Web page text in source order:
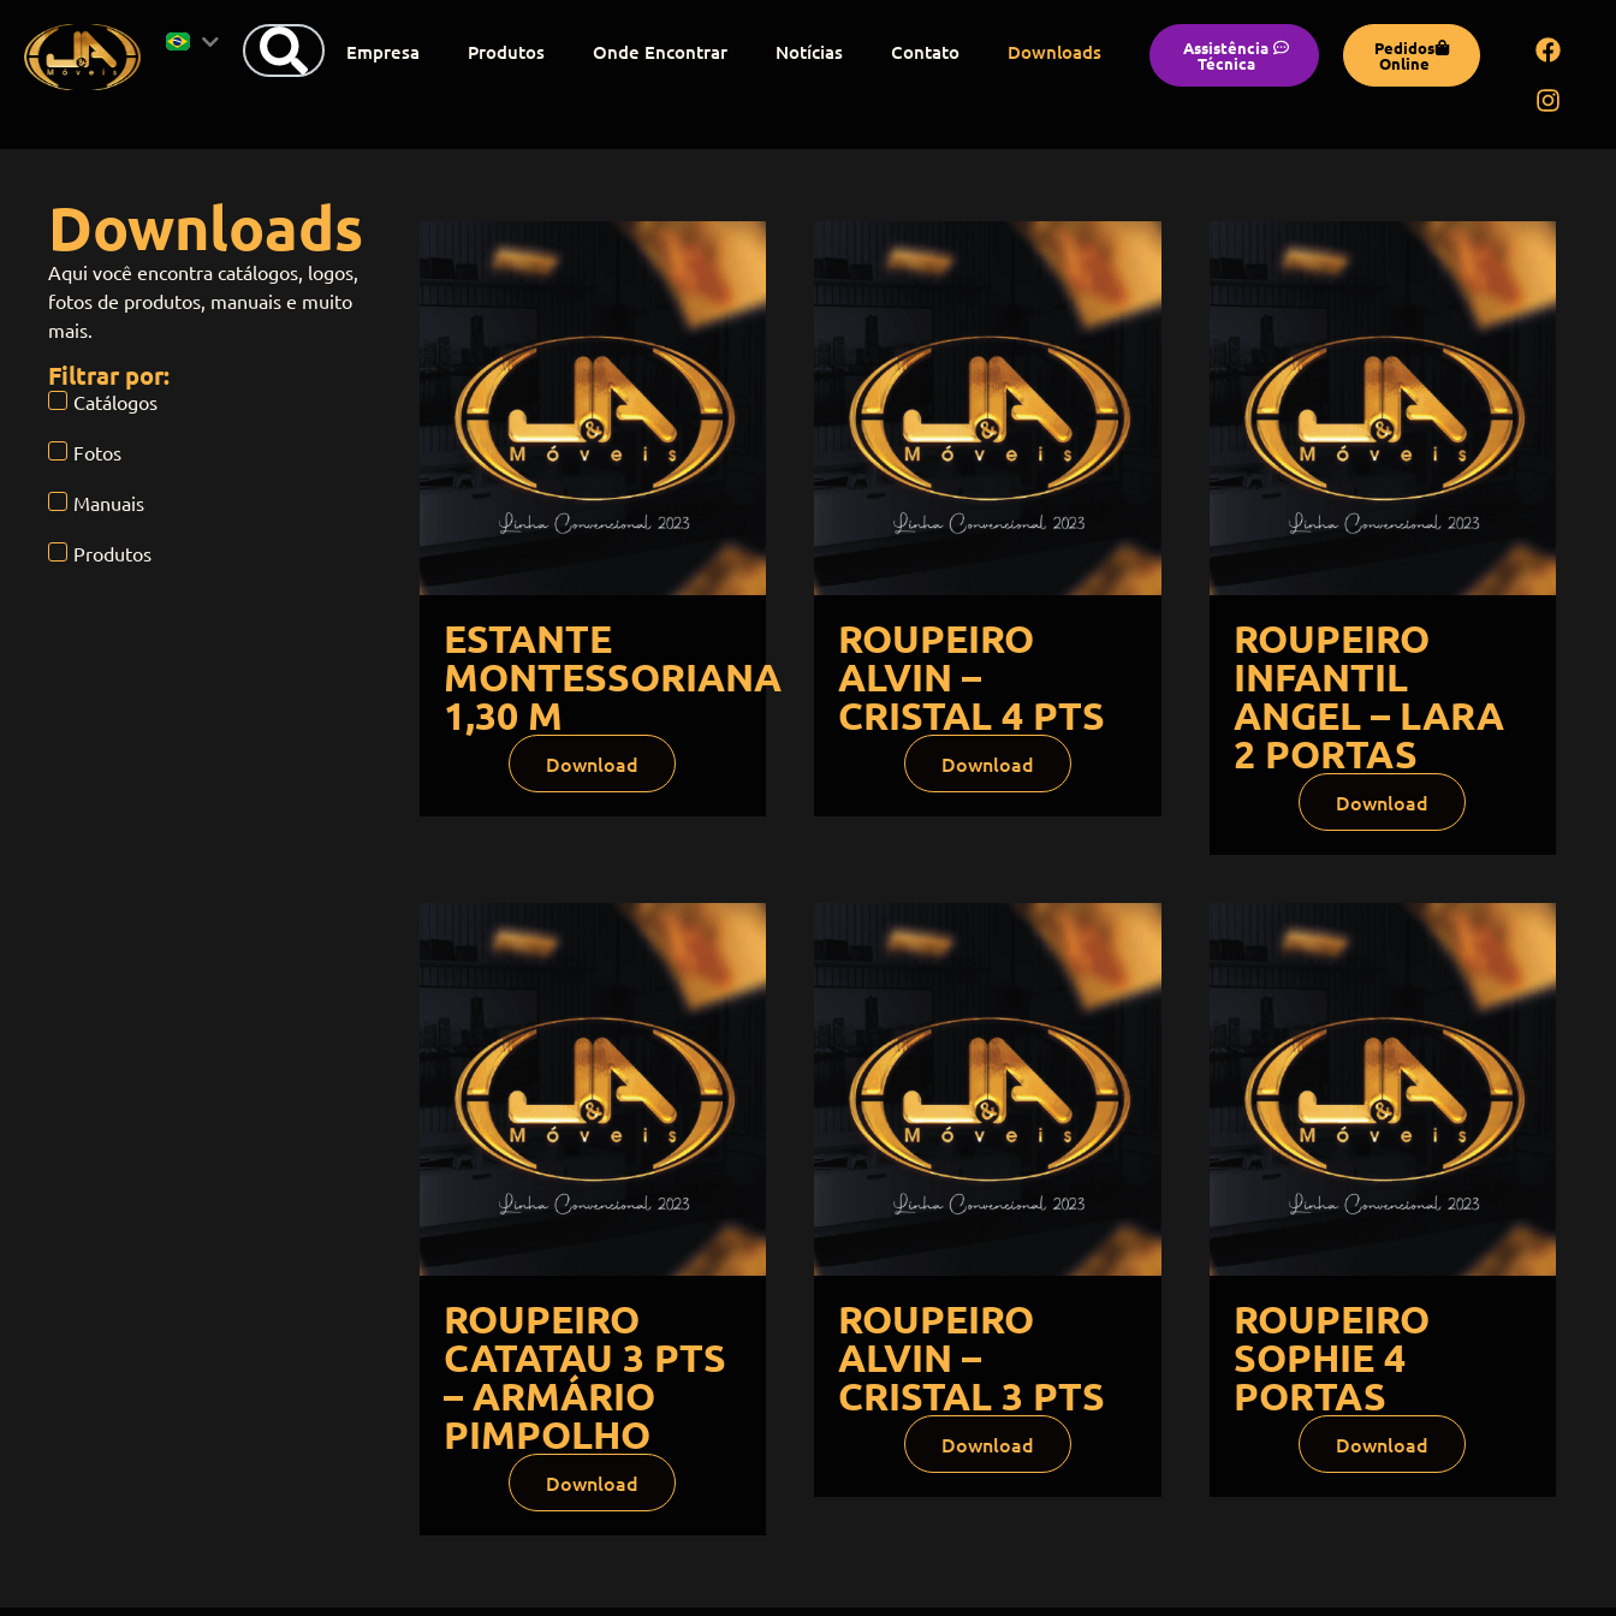
Empresa Produtos Onde Encontrar Notícias Contato Downloads Assistência
Técnica
Pedidos
Online
Downloads
Aqui você encontra catálogos, logos,
fotos de produtos, manuais e muito
mais.
Filtrar por:
Catálogos
Fotos
Manuais
Produtos
ESTANTE
MONTESSORIANA
1,30 M
Download
ROUPEIRO
ALVIN –
CRISTAL 4 PTS
Download
ROUPEIRO
INFANTIL
ANGEL – LARA
2 PORTAS
Download
ROUPEIRO
CATATAU 3 PTS
– ARMÁRIO
PIMPOLHO
Download
ROUPEIRO
ALVIN –
CRISTAL 3 PTS
Download
ROUPEIRO
SOPHIE 4
PORTAS
Download